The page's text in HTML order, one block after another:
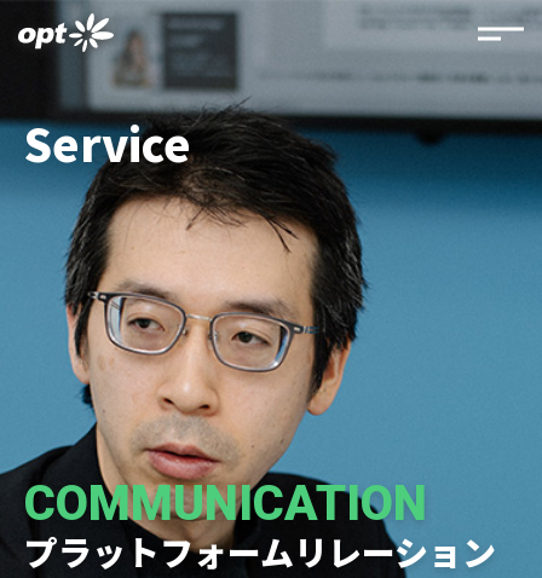
Service
COMMUNICATION
プラットフォームリレーション